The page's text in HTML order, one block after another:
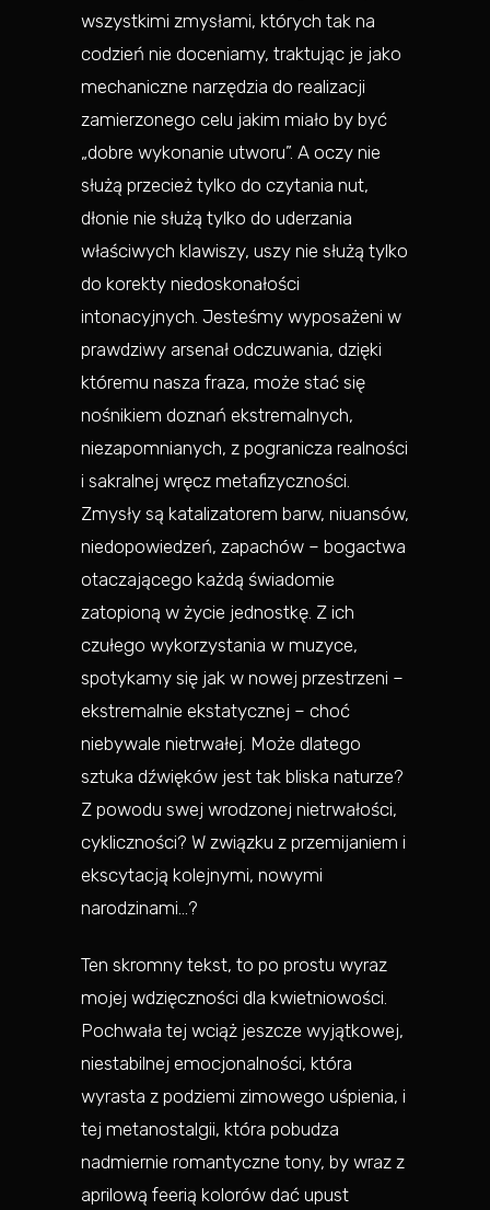
wszystkimi zmysłami, których tak na
codzień nie doceniamy, traktując je jako
mechaniczne narzędzia do realizacji
zamierzonego celu jakim miało by być
„dobre wykonanie utworu”. A oczy nie
służą przecież tylko do czytania nut,
dłonie nie służą tylko do uderzania
właściwych klawiszy, uszy nie służą tylko
do korekty niedoskonałości
intonacyjnych. Jesteśmy wyposażeni w
prawdziwy arsenał odczuwania, dzięki
któremu nasza fraza, może stać się
nośnikiem doznań ekstremalnych,
niezapomnianych, z pogranicza realności
i sakralnej wręcz metafizyczności.
Zmysły są katalizatorem barw, niuansów,
niedopowiedzeń, zapachów – bogactwa
otaczającego każdą świadomie
zatopioną w życie jednostkę. Z ich
czułego wykorzystania w muzyce,
spotykamy się jak w nowej przestrzeni –
ekstremalnie ekstatycznej – choć
niebywale nietrwałej. Może dlatego
sztuka dźwięków jest tak bliska naturze?
Z powodu swej wrodzonej nietrwałości,
cykliczności? W związku z przemijaniem i
ekscytacją kolejnymi, nowymi
narodzinami…?
Ten skromny tekst, to po prostu wyraz
mojej wdzięczności dla kwietniowości.
Pochwała tej wciąż jeszcze wyjątkowej,
niestabilnej emocjonalności, która
wyrasta z podziemi zimowego uśpienia, i
tej metanostalgii, która pobudza
nadmiernie romantyczne tony, by wraz z
aprilową feerią kolorów dać upust